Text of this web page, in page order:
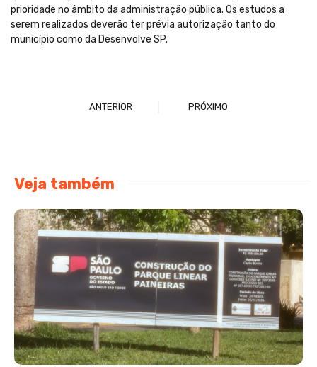
prioridade no âmbito da administração pública. Os estudos a
serem realizados deverão ter prévia autorização tanto do
município como da Desenvolve SP.
ANTERIOR PRÓXIMO
Veja também